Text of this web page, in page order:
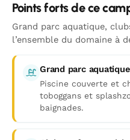
Points forts de ce
Grand parc aquatique,
l’ensemble du domaine à
Grand parc aquatique
Piscine couverte et
toboggans et
baignades.